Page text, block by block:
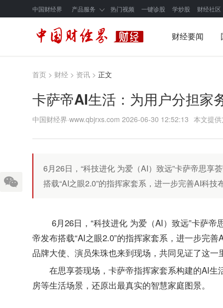
中国财经界 产品服务 热门视频 一键诊股 学炒股 财经社区
财经要闻
首页 > 财经 > 资讯 > 正文
卡萨帝AI生活：为用户分担家
中国财经界·www.qbjrxs.com 2026-06-30 12:52:13 本文提
6月26日，“科技进化 为爱（AI）致远”卡萨帝思享
搭载“AI之眼2.0”的指挥家套系，进一步完善AI科技
6月26日，“科技进化 为爱（AI）致远”卡萨
帝发布搭载“AI之眼2.0”的指挥家套系，进一步完
品牌大使、演员朱珠也来到现场，共同见证了这一
在思享荟现场，卡萨帝指挥家套系构建的AI
房等生活场景，还原出最真实的智慧家庭图景。